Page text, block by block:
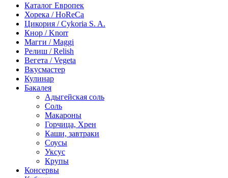
Каталог Европек
Хорека / HoReCa
Цикория / Cykoria S. A.
Кнор / Knorr
Магги / Maggi
Релиш / Relish
Вегета / Vegeta
Вкусмастер
Кулинар
Бакалея
Адыгейская соль
Соль
Макароны
Горчица, Хрен
Каши, завтраки
Соусы
Уксус
Крупы
Консервы